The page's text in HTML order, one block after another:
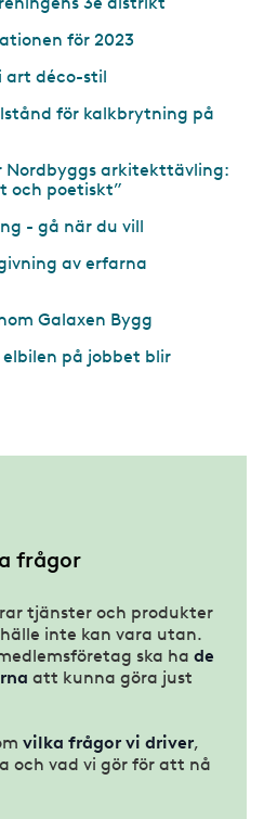
för 2023
art déco-stil
för kalkbrytning på
Nordbyggs arkitekttävling:
och poetiskt”
- gå när du vill
av erfarna
Galaxen Bygg
på jobbet blir
frågor
tjänster och produkter
inte kan vara utan.
ska ha de
att kunna göra just
vilka frågor vi driver,
och vad vi gör för att nå